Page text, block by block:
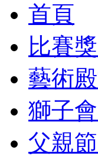
首頁
比賽
藝術
獅子
父親